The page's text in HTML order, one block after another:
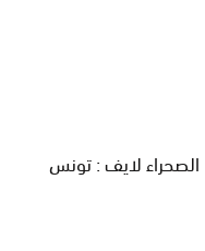
الصحراء لايف : تونس